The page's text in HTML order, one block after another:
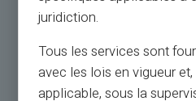
prawdziwych
Obsługa klienta w języku
dyspozycji
juridiction.
Tous les services sont
avec les lois en vigueur et,
applicable, sous la